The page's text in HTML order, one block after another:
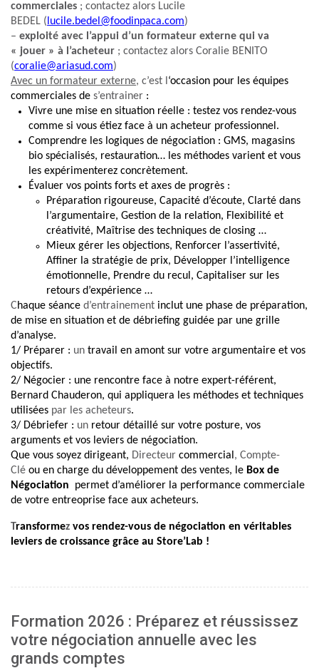
commerciales ; contactez alors Lucile
BEDEL ( lucile.bedel@foodinpaca.com)
– exploité avec l’appui d’un formateur externe qui va
« jouer » à l’acheteur ; contactez alors Coralie BENITO
(coralie@ariasud.com)
Avec un formateur externe, c’est l ‘occasion pour les équipes
commerciales de s’entrainer :
Vivre une mise en situation réelle : testez vos rendez-vous
comme si vous étiez face à un acheteur professionnel.
Comprendre les logiques de négociation : GMS, magasins
bio spécialisés, restauration… les méthodes varient et vous
les expérimenterez concrètement.
Évaluer vos points forts et axes de progrès :
Préparation rigoureuse, Capacité d’écoute, Clarté dans
l’argumentaire, Gestion de la relation, Flexibilité et
créativité, Maîtrise des techniques de closing …
Mieux gérer les objections, Renforcer l’assertivité,
Affiner la stratégie de prix, Développer l’intelligence
émotionnelle, Prendre du recul, Capitaliser sur les
retours d’expérience …
Chaque séance d’entrainement inclut une phase de préparation,
de mise en situation et de débriefing guidée par une grille
d’analyse.
1/ Préparer : un travail en amont sur votre argumentaire et vos
objectifs.
2/ Négocier : une rencontre face à notre expert-référent,
Bernard Chauderon, qui appliquera les méthodes et techniques
utilisées par les acheteurs.
3/ Débriefer : un retour détaillé sur votre posture, vos
arguments et vos leviers de négociation.
Que vous soyez dirigeant, Directeur commercial , Compte-
Clé ou en charge du développement des ventes, le Box de
Négociation permet d’améliorer la performance commerciale
de votre entreoprise face aux acheteurs.
Transformez vos rendez-vous de négociation en véritables
leviers de croissance grâce au Store’Lab !
Formation 2026 : Préparez et réussissez
votre négociation annuelle avec les
grands comptes